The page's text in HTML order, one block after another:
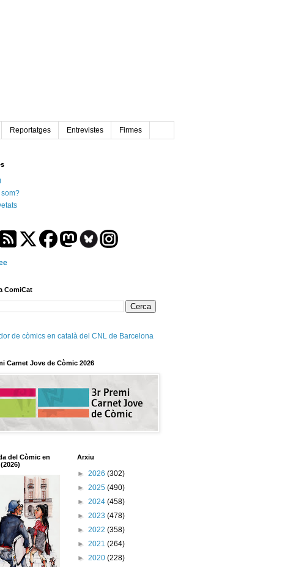
Reportatges Entrevistes Firmes
ComiCat
de còmics en català del CNL de Barcelona
Carnet Jove de Còmic 2026
del Còmic en
Arxiu
► 2026 (302)
► 2025 (490)
► 2024 (458)
► 2023 (478)
► 2022 (358)
► 2021 (264)
► 2020 (228)